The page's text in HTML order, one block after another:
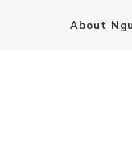
About